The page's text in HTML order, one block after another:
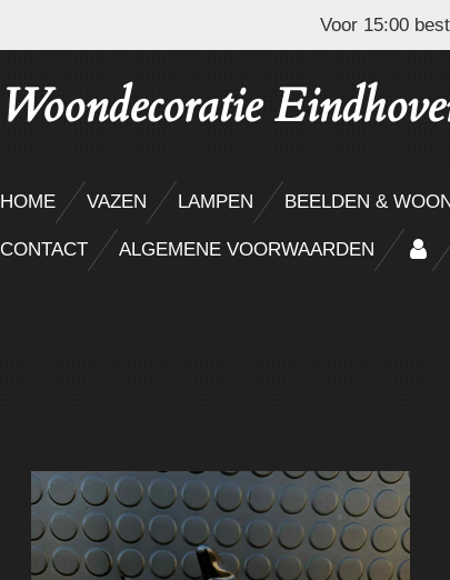
Voor 15:00
Woondecoratie
HOME VAZEN LAMPEN BEELDEN &
CONTACT ALGEMENE VOORWAARDEN